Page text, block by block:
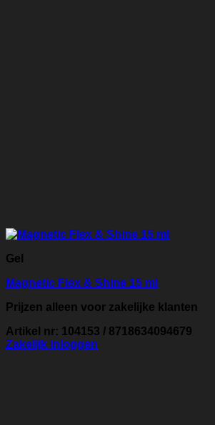
Gel
Magnetic Flex & Shine 15 ml
Prijzen alleen voor zakelijke klanten
Artikel nr: 104153 / 8718634094679
Zakelijk inloggen